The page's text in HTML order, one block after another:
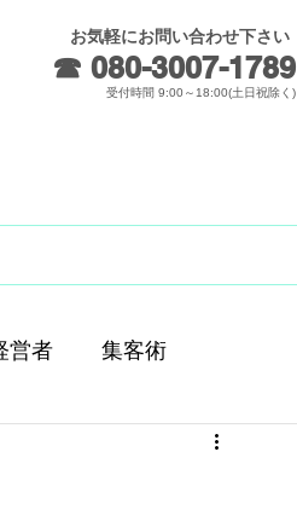
お気軽にお問い合わせ下さい
☎ 080-3007-1789​
受付時間 9:00～18:00(土日祝除く)
営者 集客術